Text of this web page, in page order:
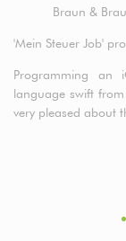
Braun &
'Mein Steuer Job'
Programming an
language swift
very pleased about